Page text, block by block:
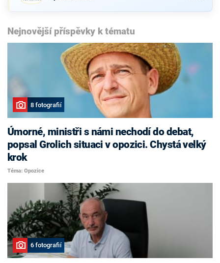
Nejnovější příspěvky k tématu
8 fotografií
Úmorné, ministři s námi nechodí do debat,
popsal Grolich situaci v opozici. Chystá velký
krok
Téma: Opozice
6 fotografií